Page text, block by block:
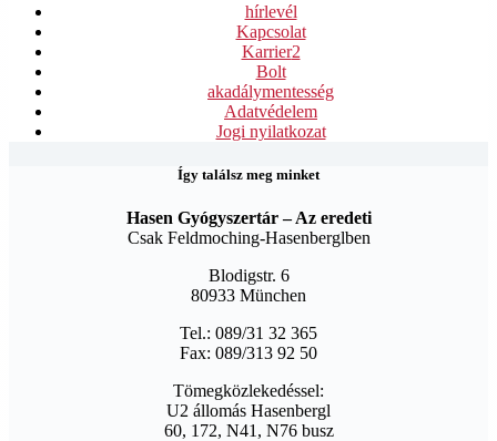
hírlevél
Kapcsolat
Karrier2
Bolt
akadálymentesség
Adatvédelem
Jogi nyilatkozat
Így találsz meg minket
Hasen Gyógyszertár – Az eredeti
Csak Feldmoching-Hasenberglben
Blodigstr. 6
80933 München
Tel.: 089/31 32 365
Fax: 089/313 92 50
Tömegközlekedéssel:
U2 állomás Hasenbergl
60, 172, N41, N76 busz